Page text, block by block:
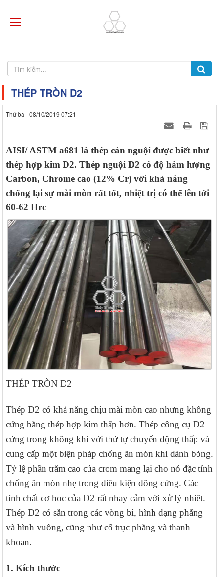
THÉP TRÒN D2
Thứ ba - 08/10/2019 07:21
AISI/ ASTM a681 là thép cán nguội được biết như
thép hợp kim D2. Thép nguội D2 có độ hàm lượng
Carbon, Chrome cao (12% Cr) với khả năng
chống lại sự mài mòn rất tốt, nhiệt trị có thể lên tới
60-62 Hrc
THÉP TRÒN D2
Thép D2 có khả năng chịu mài mòn cao nhưng không
cứng bằng thép hợp kim thấp hơn. Thép công cụ D2
cứng trong không khí với thứ tự chuyển động thấp và
cung cấp một biện pháp chống ăn mòn khi đánh bóng.
Tỷ lệ phần trăm cao của crom mang lại cho nó đặc tính
chống ăn mòn nhẹ trong điều kiện đông cứng. Các
tính chất cơ học của D2 rất nhạy cảm với xử lý nhiệt.
Thép D2 có sẵn trong các vòng bi, hình dạng phẳng
và hình vuông, cũng như cổ trục phẳng và thanh
khoan.
1. Kích thước